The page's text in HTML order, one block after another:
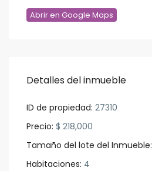
Abrir en Google Maps
Detalles del inmueble
ID de propiedad: 27310
Precio: $ 218,000
Tamaño del lote del Inmueble:
Habitaciones: 4